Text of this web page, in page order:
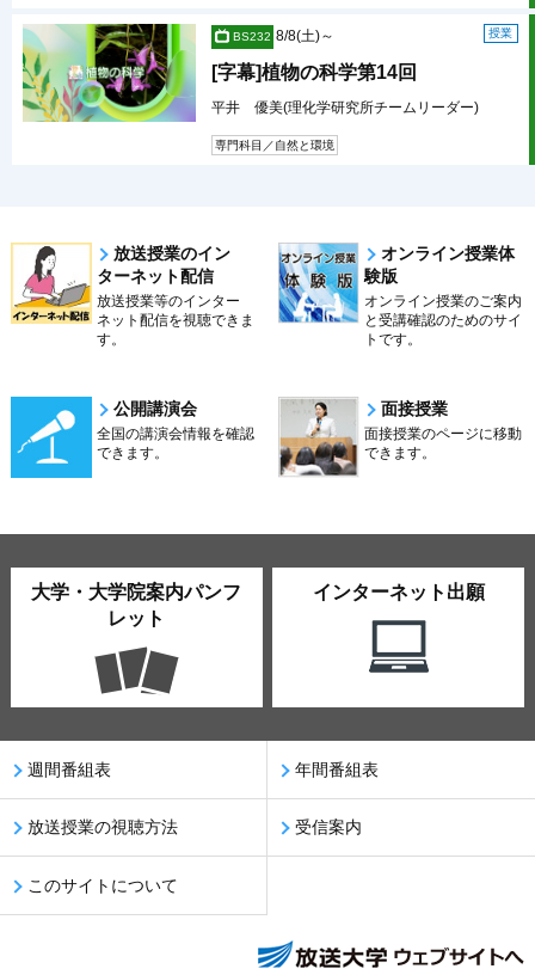
BS232 授業
8/8(土)～
[字幕]植物の科学第14回
平井 優美(理化学研究所チームリーダー)
専門科目／自然と環境
放送授業のイン
ターネット配信
放送授業等のインター
ネット配信を視聴できま
す。
オンライン授業体
験版
オンライン授業のご案内
と受講確認のためのサイ
トです。
公開講演会
全国の講演会情報を確認
できます。
面接授業
面接授業のページに移動
できます。
大学・大学院案内パンフ
レット
インターネット出願
週間番組表 年間番組表
放送授業の視聴方法 受信案内
このサイトについて